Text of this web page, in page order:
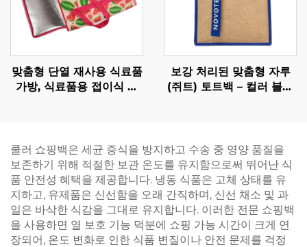
맞춤형 단열 재사용 식료품
가방, 식료품용 접이식 쿨
보강 처리된 맞춤형 자루
(쥐트) 토트백 – 컬러 블록
쿨러 쇼핑백은 세균 증식을 방지하고 수송 중 영양 품질을
보존하기 위해 적절한 보관 온도를 유지함으로써 뛰어난 식
품 안전성 혜택을 제공합니다. 냉동 식품은 고체 상태를 유
지하고, 유제품은 신선함을 오래 간직하며, 신선 채소 및 과
일은 바삭한 식감을 그대로 유지합니다. 이러한 전문 쇼핑백
을 사용하면 열 보호 기능 덕분에 쇼핑 가능 시간이 크게 연
장되어, 온도 변화로 인한 식품 변질이나 안전 문제를 걱정